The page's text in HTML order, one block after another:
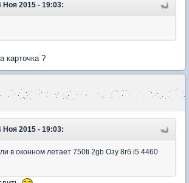
Ноя 2015 - 19:03:
карточка ?
Ноя 2015 - 19:03:
в оконном летает 750ti 2gb Озу 8гб i5 4460